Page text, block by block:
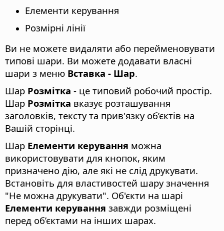
Елементи керування
Розмірні лінії
Ви не можете видаляти або перейменовувати
типові шари. Ви можете додавати власні
шари з меню Вставка - Шар.
Шар Розмітка - це типовий робочий простір.
Шар Розмітка вказує розташування
заголовків, тексту та прив'язку об’єктів на
Вашій сторінці.
Шар Елементи керування можна
використовувати для кнопок, яким
призначено дію, але які не слід друкувати.
Встановіть для властивостей шару значення
"Не можна друкувати". Об'єкти на шарі
Елементи керування завжди розміщені
перед об’єктами на інших шарах.